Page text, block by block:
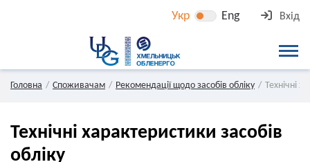
Укр Eng Вхід
Головна Споживачам Рекомендації щодо засобів обліку Технічні
Технічні характеристики засобів
обліку